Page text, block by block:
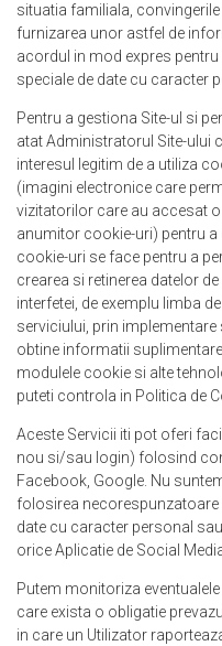
situatia familiala,
furnizarea unor astfel de
acordul in mod expres
speciale de date cu caracter
Pentru a gestiona Site-ul si
atat Administratorul Site-ului
interesul legitim de a utiliza
(imagini electronice care
vizitatorilor care au accesat
anumitor cookie-uri) pentru a
cookie-uri se face pentru a
crearea si retinerea datelor
interfetei, de exemplu limba
serviciului, prin implementare
obtine informatii
modulele cookie si alte
puteti controla in Politica de
Aceste Servicii iti pot oferi
nou si/sau login) folosind
Facebook, Google. Nu
folosirea
date cu caracter personal
orice Aplicatie de Social
Putem monitoriza
care exista o obligatie
in care un Utilizator